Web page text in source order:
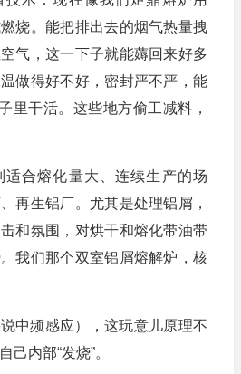
烧。能把排出去的烟气热量拽
气，这一下子就能薅回来好多
做得好不好，密封严不严，能
里干活。这些地方偷工减料，
适合熔化量大、连续生产的场
再生铝厂。尤其是处理铝屑，
和氛围，对烘干和熔化带油带
我们那个双室铝屑熔解炉，核
中频感应），这玩意儿原理不
己内部“发烧”。